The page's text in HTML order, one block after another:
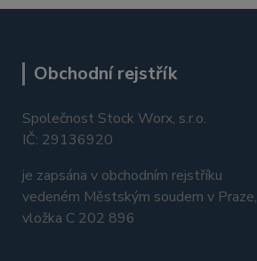
Obchodní rejstřík
Společnost Stock Worx, s.r.o.
IČ: 29136920
je zapsána v obchodním rejstříku
vedeném Městským soudem v Praze,
vložka C 202 896